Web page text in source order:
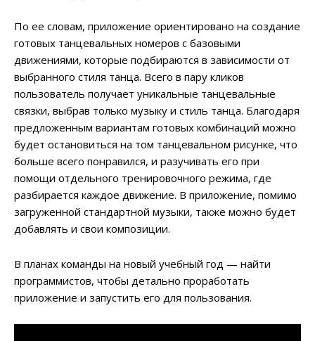
По ее словам, приложение ориентировано на создание
готовых танцевальных номеров с базовыми
движениями, которые подбираются в зависимости от
выбранного стиля танца. Всего в пару кликов
пользователь получает уникальные танцевальные
связки, выбрав только музыку и стиль танца. Благодаря
предложенным вариантам готовых комбинаций можно
будет остановиться на том танцевальном рисунке, что
больше всего понравился, и разучивать его при
помощи отдельного тренировочного режима, где
разбирается каждое движение. В приложение, помимо
загруженной стандартной музыки, также можно будет
добавлять и свои композиции.
В планах команды на новый учебный год — найти
программистов, чтобы детально проработать
приложение и запустить его для пользования.